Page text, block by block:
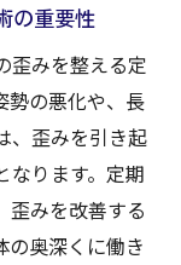
の重要性
歪みを整える定
勢の悪化や、長
、歪みを引き起
なります。定期
歪みを改善する
の奥深くに働き